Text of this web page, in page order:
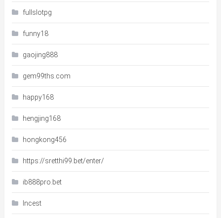
fullslotpg
funny18
gaojing888
gem99ths.com
happy168
hengjing168
hongkong456
https://sretthi99.bet/enter/
ib888pro.bet
Incest